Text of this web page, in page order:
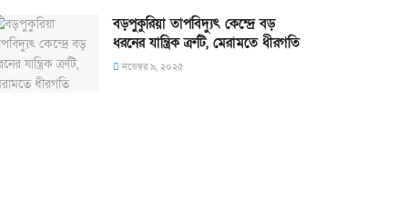
বড়পুকুরিয়া তাপবিদ্যুৎ কেন্দ্রে বড়
ধরনের যান্ত্রিক ত্রুটি, মেরামতে ধীরগতি
নভেম্বর ৯, ২০২৫